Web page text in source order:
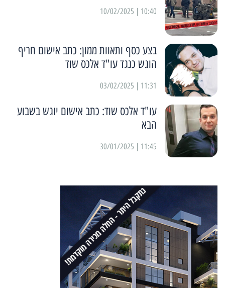
10:40 | 10/02/2025
בצע כסף ותאוות ממון: כתב אישום חריף
הוגש כנגד עו"ד אלכס שוד
11:31 | 03/02/2025
עו"ד אלכס שוד: כתב אישום יוגש בשבוע
הבא
11:45 | 30/01/2025